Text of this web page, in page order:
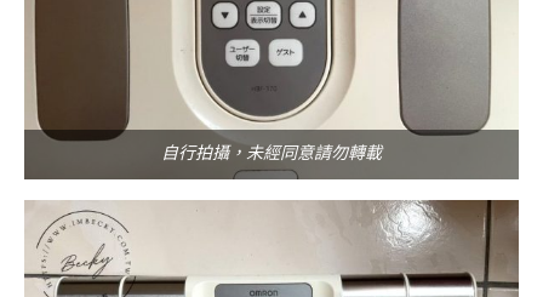
自行拍攝，未經同意請勿轉載